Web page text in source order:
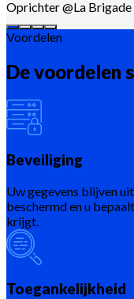
Oprichter @La Brigade
Voordelen
De voordelen
Beveiliging
Uw gegevens blijven
beschermd en u
krijgt.
Toegankelijkheid